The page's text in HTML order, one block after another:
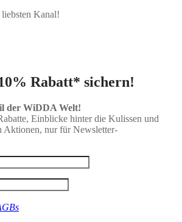
Kanal!
Rabatt* sichern!
der WiDDA Welt!
Einblicke hinter die Kulissen und
Aktionen, nur für Newsletter-